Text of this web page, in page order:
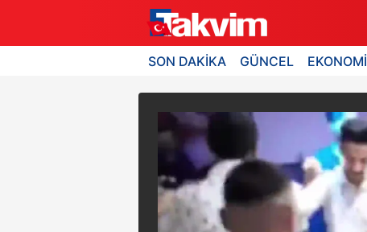
SON DAKİKA GÜNCEL EKONOMİ